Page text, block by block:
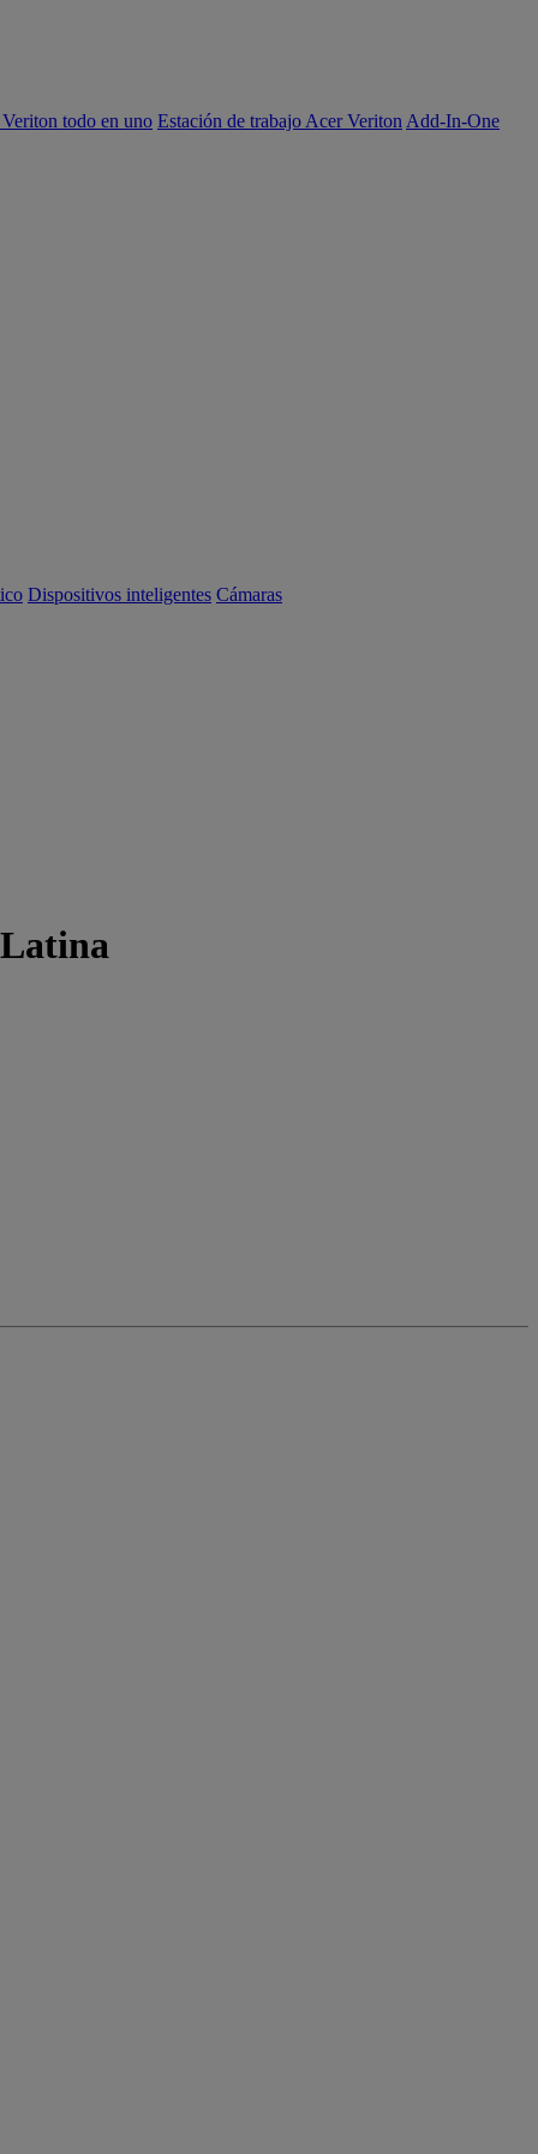
todo en uno Estación de trabajo Acer Veriton Add-In-One
Dispositivos inteligentes Cámaras
Latina